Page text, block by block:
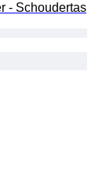
- Schoudertas